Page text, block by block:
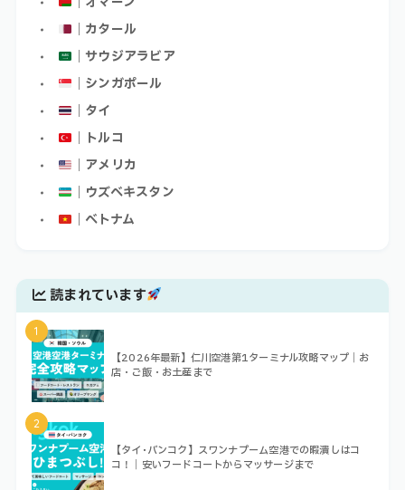
｜カタール
｜サウジアラビア
｜シンガポール
｜タイ
｜トルコ
｜アメリカ
｜ウズベキスタン
｜ベトナム
読まれています
1
【2026年最新】仁川空港第1ターミナル攻略マップ｜お
店・ご飯・お土産まで
2
【タイ･バンコク】スワンナプーム空港での暇潰しはコ
コ！｜安いフードコートからマッサージまで